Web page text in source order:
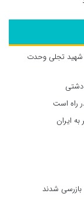
شهید تجلی وحدت
دشتی
راه است
ایران
بازرسی شدند